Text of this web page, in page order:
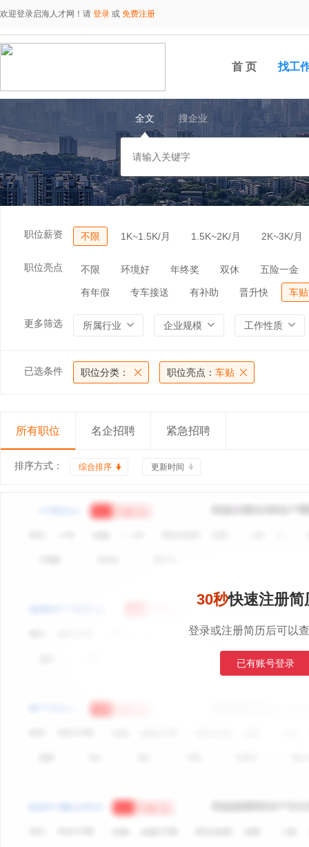
欢迎登录启海人才网！请 登录 或 免费注册
首 页 找工
全文 搜企业
职位薪资 不限 1K~1.5K/月 1.5K~2K/月 2K~3K/月
职位亮点 不限 环境好 年终奖 双休 五险一金
有年假 专车接送 有补助 晋升快 车贴
更多筛选 所属行业 企业规模 工作性质
已选条件 职位分类： 职位亮点： 车贴
所有职位 名企招聘 紧急招聘
排序方式： 综合排序 更新时间
30秒快速注册简
登录或注册简历后可以
已有账号登录